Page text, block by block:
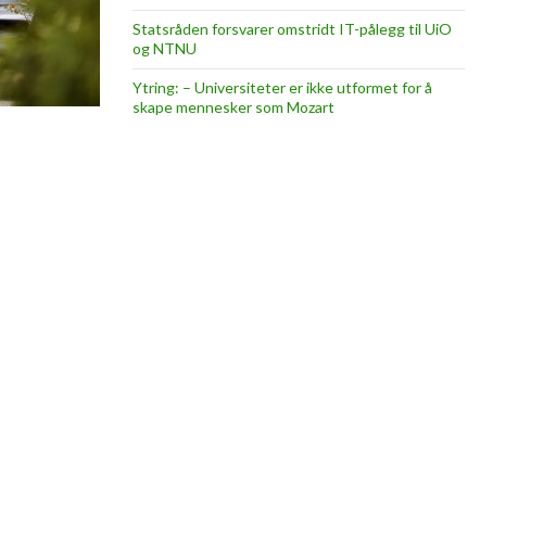
Statsråden forsvarer omstridt IT-pålegg til UiO
og NTNU
Ytring: – Universiteter er ikke utformet for å
skape mennesker som Mozart